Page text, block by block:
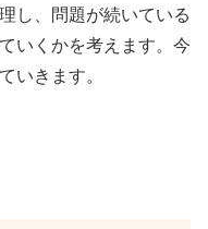
し、問題が続いている
いくかを考えます。今
いきます。